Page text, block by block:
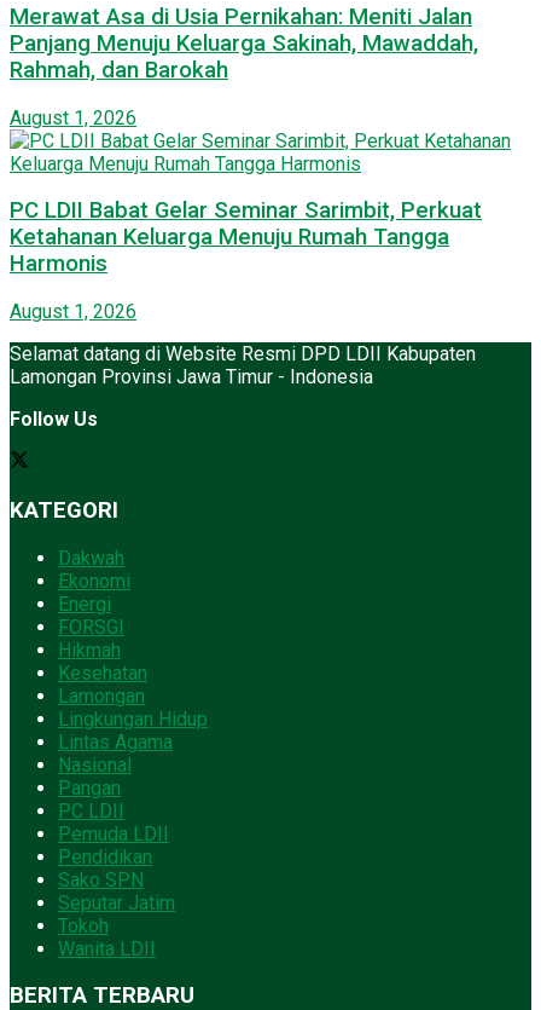
Merawat Asa di Usia Pernikahan: Meniti Jalan
Panjang Menuju Keluarga Sakinah, Mawaddah,
Rahmah, dan Barokah
August 1, 2026
PC LDII Babat Gelar Seminar Sarimbit, Perkuat
Ketahanan Keluarga Menuju Rumah Tangga
Harmonis
August 1, 2026
Selamat datang di Website Resmi DPD LDII Kabupaten
Lamongan Provinsi Jawa Timur - Indonesia
Follow Us
KATEGORI
Dakwah
Ekonomi
Energi
FORSGI
Hikmah
Kesehatan
Lamongan
Lingkungan Hidup
Lintas Agama
Nasional
Pangan
PC LDII
Pemuda LDII
Pendidikan
Sako SPN
Seputar Jatim
Tokoh
Wanita LDII
BERITA TERBARU